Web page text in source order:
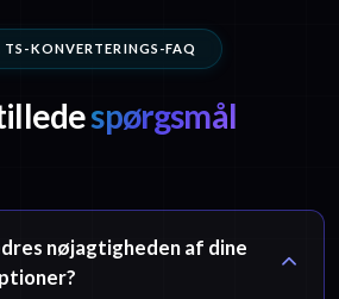
TS-KONVERTERINGS-FAQ
spørgsmål
nøjagtigheden af dine